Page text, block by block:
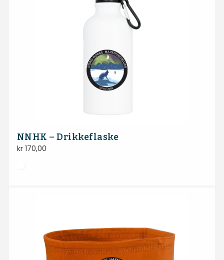
NNHK – Drikkeflaske
kr170,00